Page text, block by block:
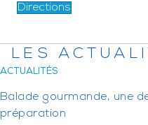
Directions
LES
ACTUALITÉS
Balade gourmande, une
préparation